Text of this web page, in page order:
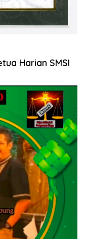
Harian SMSI